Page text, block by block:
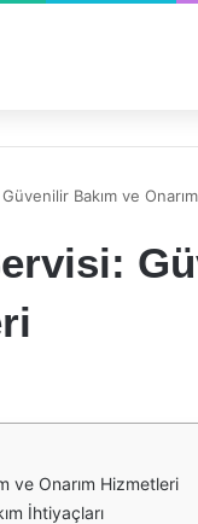
Bakım ve
ve Onarım Hizmetleri
İhtiyaçları